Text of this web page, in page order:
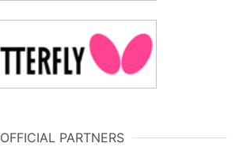
OFFICIAL PARTNERS